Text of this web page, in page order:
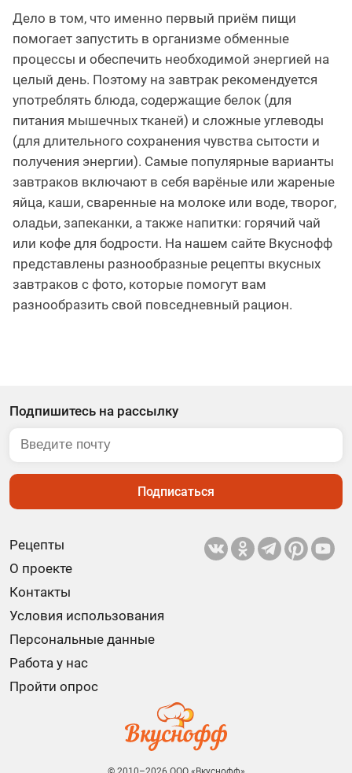
Дело в том, что именно первый приём пищи
помогает запустить в организме обменные
процессы и обеспечить необходимой энергией на
целый день. Поэтому на завтрак рекомендуется
употреблять блюда, содержащие белок (для
питания мышечных тканей) и сложные углеводы
(для длительного сохранения чувства сытости и
получения энергии). Самые популярные варианты
завтраков включают в себя варёные или жареные
яйца, каши, сваренные на молоке или воде, творог,
оладьи, запеканки, а также напитки: горячий чай
или кофе для бодрости. На нашем сайте Вкуснофф
представлены разнообразные рецепты вкусных
завтраков с фото, которые помогут вам
разнообразить свой повседневный рацион.
Рецепты
О проекте
Контакты
Условия использования
Персональные данные
Работа у нас
Пройти опрос
Подпишитесь на рассылку
Подписаться